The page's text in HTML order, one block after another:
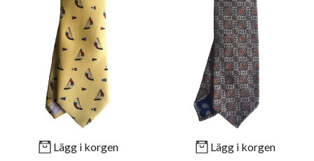
Lägg i korgen Lägg i korgen